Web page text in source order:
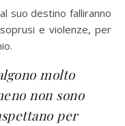
suo destino falliranno
e violenze, per
molto
non sono
per